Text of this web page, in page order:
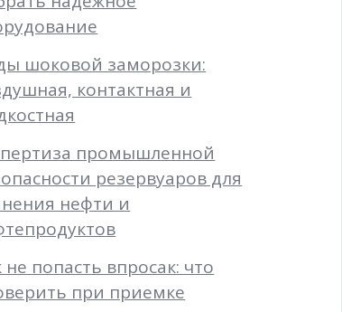
шоковой заморозки:
контактная и
промышленной
резервуаров для
нефти и
не попасть впросак: что
при приемке